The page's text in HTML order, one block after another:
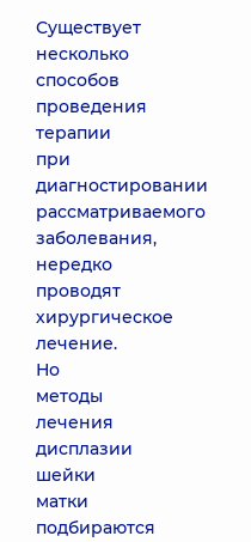
Существует
несколько
способов
проведения
терапии
при
диагностировании
рассматриваемого
заболевания,
нередко
проводят
хирургическое
лечение.
Но
методы
лечения
дисплазии
шейки
матки
подбираются